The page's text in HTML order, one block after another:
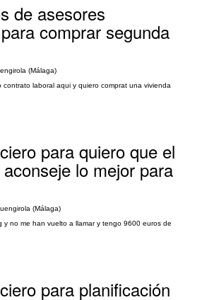
de asesores
comprar segunda
(Málaga)
laboral aqui y quiero comprat una vivienda
para quiero que el
lo mejor para
(Málaga)
y no me han vuelto a llamar y tengo 9600 euros de
para planificación